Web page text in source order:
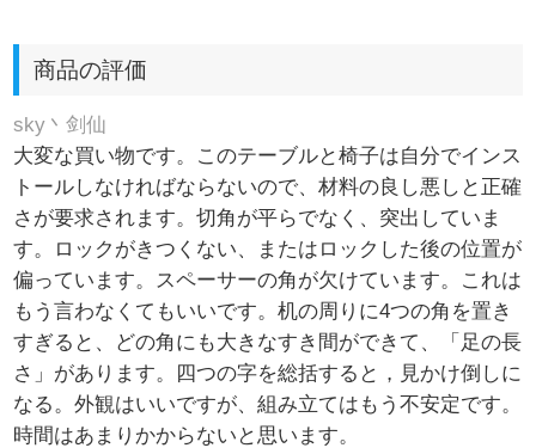
商品の評価
sky丶剑仙
大変な買い物です。このテーブルと椅子は自分でインス
トールしなければならないので、材料の良し悪しと正確
さが要求されます。切角が平らでなく、突出していま
す。ロックがきつくない、またはロックした後の位置が
偏っています。スペーサーの角が欠けています。これは
もう言わなくてもいいです。机の周りに4つの角を置き
すぎると、どの角にも大きなすき間ができて、「足の長
さ」があります。四つの字を総括すると，見かけ倒しに
なる。外観はいいですが、組み立てはもう不安定です。
時間はあまりかからないと思います。